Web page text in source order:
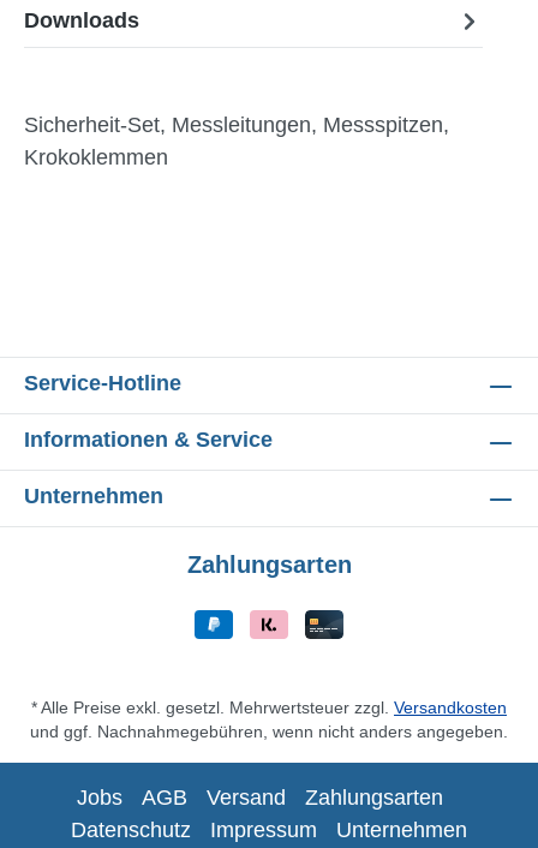
Downloads
Sicherheit-Set, Messleitungen, Messspitzen,
Krokoklemmen
Service-Hotline
Informationen & Service
Unternehmen
Zahlungsarten
* Alle Preise exkl. gesetzl. Mehrwertsteuer zzgl. Versandkosten
und ggf. Nachnahmegebühren, wenn nicht anders angegeben.
Jobs AGB Versand
Zahlungsarten
Datenschutz
Impressum Unternehmen